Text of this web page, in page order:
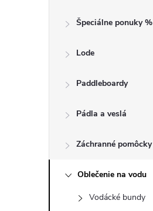
a
Špeciálne ponuky %
Lode
Paddleboardy
Pádla a veslá
Záchranné pomôcky
Oblečenie na vodu
Vodácké bundy